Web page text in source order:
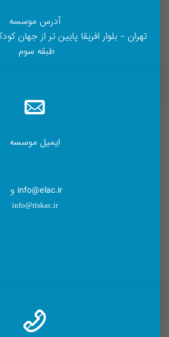
آدرس موسسه
طبقه سوم
ایمیل موسسه
info@elac.ir و
info@riskac.ir